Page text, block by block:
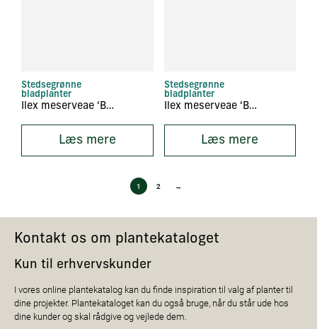
Stedsegrønne
bladplanter
Ilex meserveae ‘Blue Prince’
Læs mere
Stedsegrønne
bladplanter
Ilex meserveae ‘Blue Princess’
Læs mere
1 2 →
Kontakt os om plantekataloget
Kun til erhvervskunder
I vores online plantekatalog kan du finde inspiration til valg af planter til
dine projekter. Plantekataloget kan du også bruge, når du står ude hos
dine kunder og skal rådgive og vejlede dem.